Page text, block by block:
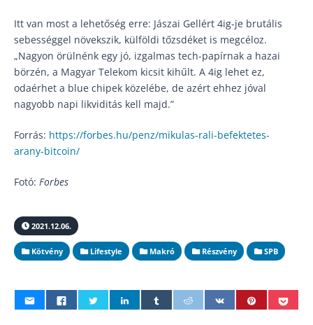
Itt van most a lehetőség erre: Jászai Gellért 4ig-je brutális
sebességgel növekszik, külföldi tőzsdéket is megcéloz.
„Nagyon örülnénk egy jó, izgalmas tech-papírnak a hazai
börzén, a Magyar Telekom kicsit kihűlt. A 4ig lehet ez,
odaérhet a blue chipek közelébe, de azért ehhez jóval
nagyobb napi likviditás kell majd.”
Forrás: https://forbes.hu/penz/mikulas-rali-befektetes-
arany-bitcoin/
Fotó: Forbes
2021.12.06.
Kötvény Lifestyle Makró Részvény SPB